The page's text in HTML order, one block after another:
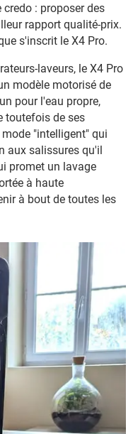
: proposer des
rapport qualité-prix.
s'inscrit le X4 Pro.
laveurs, le X4 Pro
modèle motorisé de
pour l'eau propre,
toutefois de ses
"intelligent" qui
aux salissures qu'il
promet un lavage
à haute
à bout de toutes les